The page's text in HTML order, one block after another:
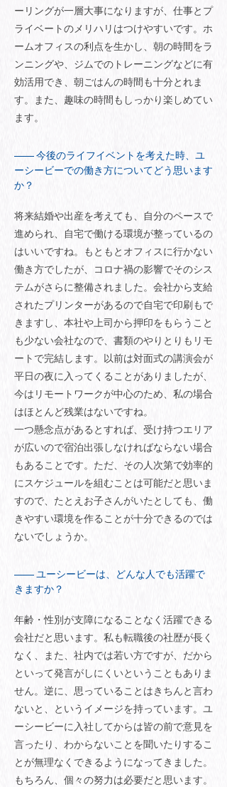
ーリングが一層大事になりますが、仕事とプ
ライベートのメリハリはつけやすいです。ホ
ームオフィスの利点を生かし、朝の時間をラ
ンニングや、ジムでのトレーニングなどに有
効活用でき、朝ごはんの時間も十分とれま
す。また、趣味の時間もしっかり楽しめてい
ます。
今後のライフイベントを考えた時、ユ
ーシービーでの働き方についてどう思います
か？
将来結婚や出産を考えても、自分のペースで
進められ、自宅で働ける環境が整っているの
はいいですね。もともとオフィスに行かない
働き方でしたが、コロナ禍の影響でそのシス
テムがさらに整備されました。会社から支給
されたプリンターがあるので自宅で印刷もで
きますし、本社や上司から押印をもらうこと
も少ない会社なので、書類のやりとりもリモ
ートで完結します。以前は対面式の講演会が
平日の夜に入ってくることがありましたが、
今はリモートワークが中心のため、私の場合
はほとんど残業はないですね。
一つ懸念点があるとすれば、受け持つエリア
が広いので宿泊出張しなければならない場合
もあることです。ただ、その人次第で効率的
にスケジュールを組むことは可能だと思いま
すので、たとえお子さんがいたとしても、働
きやすい環境を作ることが十分できるのでは
ないでしょうか。
ユーシービーは、どんな人でも活躍で
きますか？
年齢・性別が支障になることなく活躍できる
会社だと思います。私も転職後の社歴が長く
なく、また、社内では若い方ですが、だから
といって発言がしにくいということもありま
せん。逆に、思っていることはきちんと言わ
ないと、というイメージを持っています。ユ
ーシービーに入社してからは皆の前で意見を
言ったり、わからないことを聞いたりするこ
とが無理なくできるようになってきました。
もちろん、個々の努力は必要だと思います。